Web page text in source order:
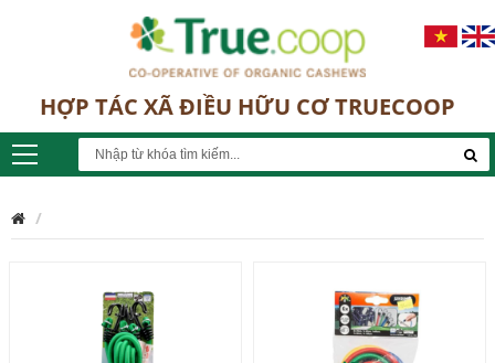
HỢP TÁC XÃ ĐIỀU HỮU CƠ TRUECOOP